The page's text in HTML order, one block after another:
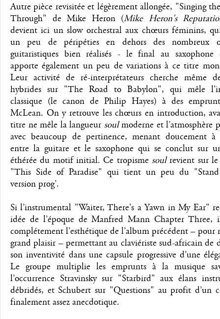
Autre pièce revisitée et légèrement allongée, "Singing
Through" de Mike Heron (Mike Heron's
devient ici un slow orchestral aux chœurs féminins,
un peu de péripéties en dehors des nombreux
guitaristiques bien réalisés - le final au saxophone
apporte également un peu de variations à ce titre
Leur activité de ré-interprétateurs cherche même
hybrides sur "The Road to Babylon", qui mêle
classique (le canon de Philip Hayes) à des
McLean. On y retrouve les chœurs en introduction,
titre ne mêle la langueur soulmoderne et l’atmosphère
avec beaucoup de pertinence, menant doucement à
entre la guitare et le saxophone qui se conclut sur
éthérée du motif initial. Ce tropismesoulrevient sur le
"This Side of Paradise" qui tient un peu du
version prog’.
Si l’instrumental "Waiter, There's a Yawn in My Ear"
idée de l’époque de Manfred Mann Chapter Three,
complétement l’esthétique de l’album précédent – pour
grand plaisir – permettant au claviériste sud-africain de
son inventivité dans une capsule progressive d’une
Le groupe multiplie les emprunts à la musique
l’occurrence Stravinsky sur "Starbird" aux élans
débridés, et Schubert sur "Questions" au profit d’un
finalement assez anecdotique.